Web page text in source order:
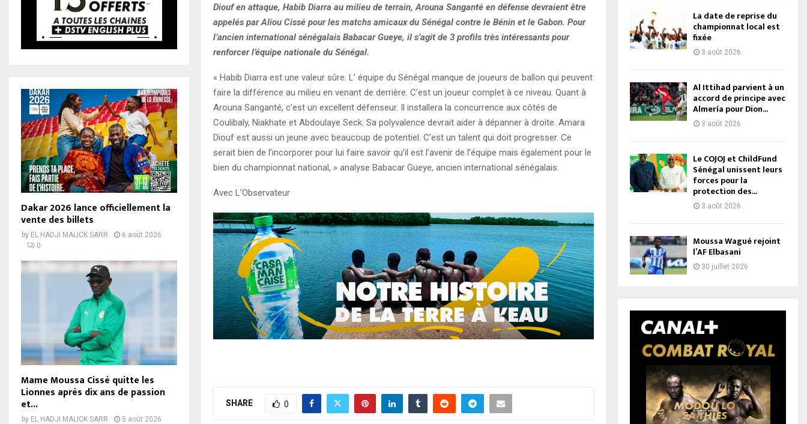
Diouf en attaque, Habib Diarra au milieu de terrain, Arouna Sanganté en défense devraient être
appelés par Aliou Cissé pour les matchs amicaux du Sénégal contre le Bénin et le Gabon. Pour
l’ancien international sénégalais Babacar Gueye, il s’agit de 3 profils très intéressants pour
renforcer l’équipe nationale du Sénégal.
« Habib Diarra est une valeur sûre. L’ équipe du Sénégal manque de joueurs de ballon qui peuvent
faire la différence au milieu en venant de derrière. C’est un joueur complet à ce niveau. Quant à
Arouna Sanganté, c’est un excellent défenseur. Il installera la concurrence aux côtés de
Coulibaly, Niakhate et Abdoulaye Seck. Sa polyvalence devrait aider à dépanner à droite. Amara
Diouf est aussi un jeune avec beaucoup de potentiel. C’est un talent qui doit progresser. Ce
serait bien de l’incorporer pour lui faire savoir qu’il est l’avenir de l’équipe mais également pour le
bien du championnat national, » analyse Babacar Gueye, ancien international sénégalais.
Avec L’Observateur
SHARE 0
Dakar 2026 lance officiellement la
vente des billets
by EL HADJI MALICK SARR
6 août 2026
0
Mame Moussa Cissé quitte les
Lionnes après dix ans de passion
et...
by EL HADJI MALICK SARR
5 août 2026
La date de reprise du
championnat local est
fixée
3 août 2026
Al Ittihad parvient à un
accord de principe avec
Almería pour Dion...
3 août 2026
Le COJOJ et ChildFund
Sénégal unissent leurs
forces pour la
protection des...
3 août 2026
Moussa Wagué rejoint
l’AF Elbasani
30 juillet 2026